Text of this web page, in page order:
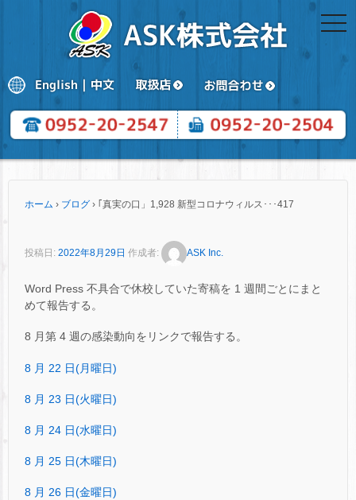
ホーム › ブログ › ｢真実の口」1,928 新型コロナウィルス･･･417
投稿日: 2022年8月29日 作成者: ASK Inc.
Word Press 不具合で休校していた寄稿を 1 週間ごとにまと
めて報告する。
8 月第 4 週の感染動向をリンクで報告する。
8 月 22 日(月曜日)
8 月 23 日(火曜日)
8 月 24 日(水曜日)
8 月 25 日(木曜日)
8 月 26 日(金曜日)